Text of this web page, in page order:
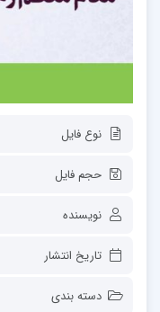
نوع فایل
حجم فایل
نویسنده
تاریخ انتشار
دسته بندی